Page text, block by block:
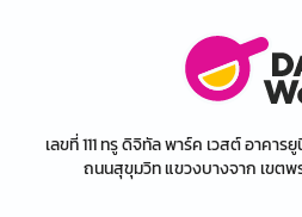
เลขที่ 111 ทรู ดิจิทัล พาร์ค เวสต์ อาคา
ถนนสุขุมวิท แขวงบางจาก เขตพ